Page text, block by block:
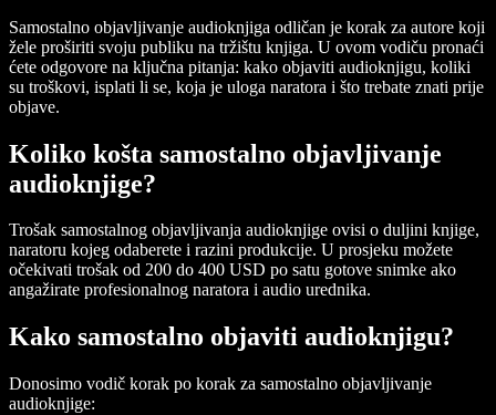
Samostalno objavljivanje audioknjiga odličan je korak za autore koji
žele proširiti svoju publiku na tržištu knjiga. U ovom vodiču pronaći
ćete odgovore na ključna pitanja: kako objaviti audioknjigu, koliki
su troškovi, isplati li se, koja je uloga naratora i što trebate znati prije
objave.
Koliko košta samostalno objavljivanje
audioknjige?
Trošak samostalnog objavljivanja audioknjige ovisi o duljini knjige,
naratoru kojeg odaberete i razini produkcije. U prosjeku možete
očekivati trošak od 200 do 400 USD po satu gotove snimke ako
angažirate profesionalnog naratora i audio urednika.
Kako samostalno objaviti audioknjigu?
Donosimo vodič korak po korak za samostalno objavljivanje
audioknjige: